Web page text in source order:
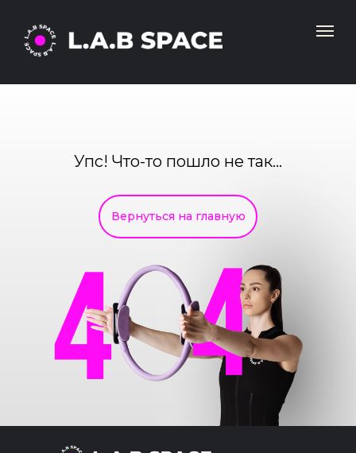
Вернуться на главную
Упс! Что-то пошло не так...